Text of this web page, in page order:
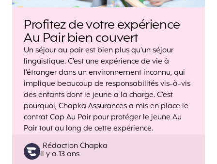
Profitez de votre expérience
Au Pair bien couvert
Un séjour au pair est bien plus qu’un séjour
linguistique. C’est une expérience de vie à
l’étranger dans un environnement inconnu, qui
implique beaucoup de responsabilités vis-à-vis
des enfants dont le jeune a la charge. C’est
pourquoi, Chapka Assurances a mis en place le
contrat Cap Au Pair pour protéger le jeune Au
Pair tout au long de cette expérience.
Posted
by
Rédaction Chapka
il y a 13 ans